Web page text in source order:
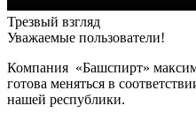
Трезвый взгляд
Уважаемые пользователи!
Компания «Башспирт»
готова меняться в
нашей республики.